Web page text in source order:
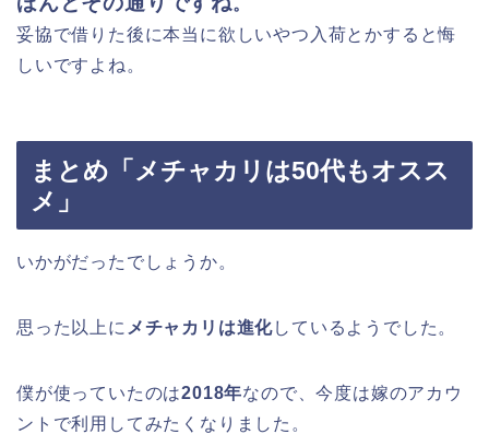
。
妥協で借りた後に本当に欲しいやつ入荷とかすると悔
しいですよね。
まとめ「メチャカリは50代もオスス
メ」
いかがだったでしょうか。
思った以上に メチャカリは進化しているようでした。
僕が使っていたのは2018年なので、今度は嫁のアカウ
ントで利用してみたくなりました。